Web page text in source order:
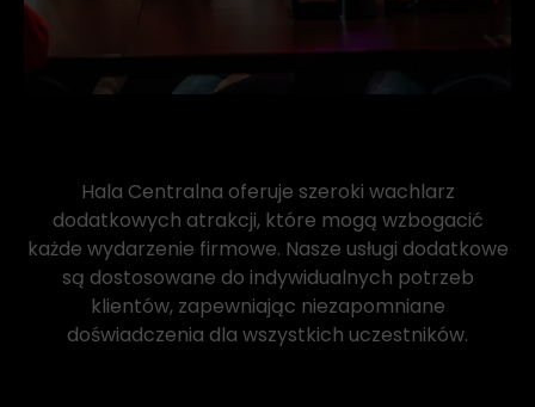
Hala Centralna oferuje szeroki wachlarz
dodatkowych atrakcji, które mogą wzbogacić
każde wydarzenie firmowe. Nasze usługi dodatkowe
są dostosowane do indywidualnych potrzeb
klientów, zapewniając niezapomniane
doświadczenia dla wszystkich uczestników.